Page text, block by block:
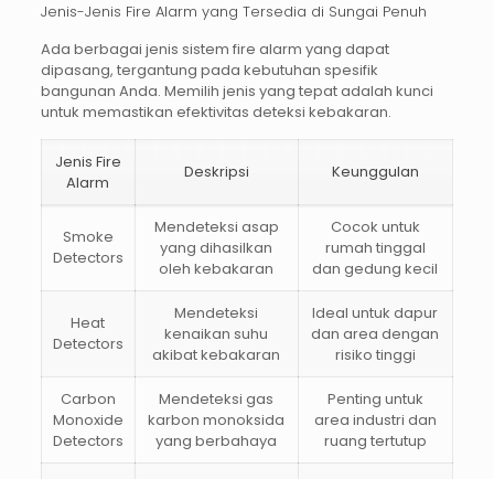
Jenis-Jenis Fire Alarm yang Tersedia di Sungai Penuh
Ada berbagai jenis sistem fire alarm yang dapat
dipasang, tergantung pada kebutuhan spesifik
bangunan Anda. Memilih jenis yang tepat adalah kunci
untuk memastikan efektivitas deteksi kebakaran.
Jenis Fire
Alarm
Deskripsi Keunggulan
Smoke
Detectors
Mendeteksi asap
yang dihasilkan
oleh kebakaran
Cocok untuk
rumah tinggal
dan gedung kecil
Heat
Detectors
Mendeteksi
kenaikan suhu
akibat kebakaran
Ideal untuk dapur
dan area dengan
risiko tinggi
Carbon
Monoxide
Detectors
Mendeteksi gas
karbon monoksida
yang berbahaya
Penting untuk
area industri dan
ruang tertutup